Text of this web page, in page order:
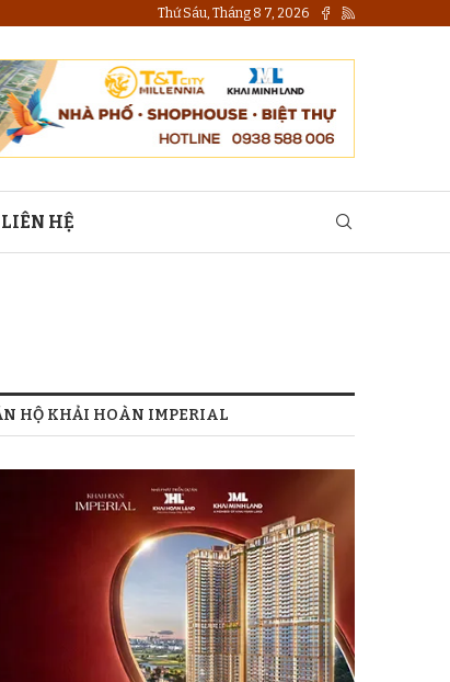
Thứ Sáu, Tháng 8 7, 2026
LIÊN HỆ
HỘ KHẢI HOÀN IMPERIAL